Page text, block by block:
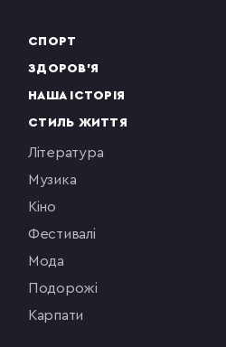
СПОРТ
ЗДОРОВ'Я
НАША ІСТОРІЯ
СТИЛЬ ЖИТТЯ
література
музика
кіно
фестивалі
мода
подорожі
Карпати